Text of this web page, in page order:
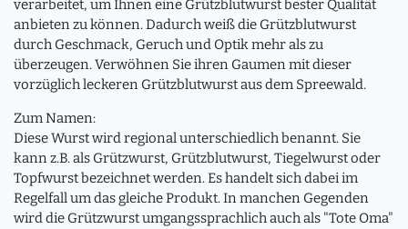
verarbeitet, um Ihnen eine Grützblutwurst bester Qualität
anbieten zu können. Dadurch weiß die Grützblutwurst
durch Geschmack, Geruch und Optik mehr als zu
überzeugen. Verwöhnen Sie ihren Gaumen mit dieser
vorzüglich leckeren Grützblutwurst aus dem Spreewald.
Zum Namen:
Diese Wurst wird regional unterschiedlich benannt. Sie
kann z.B. als Grützwurst, Grützblutwurst, Tiegelwurst oder
Topfwurst bezeichnet werden. Es handelt sich dabei im
Regelfall um das gleiche Produkt. In manchen Gegenden
wird die Grützwurst umgangssprachlich auch als "Tote Oma"